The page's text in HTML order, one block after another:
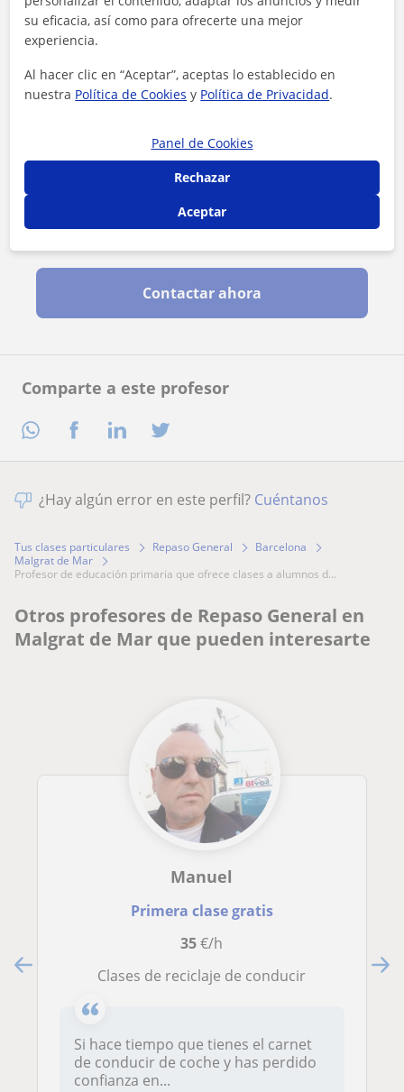
Comparte a este profesor
Contactar ahora
¿Hay algún error en este perfil? Cuéntanos
Tus clases particulares Repaso General
Barcelona
Malgrat de Mar
profesor de educación primaria que ofrece clases a alumnos d...
Otros profesores de Repaso General en
Malgrat de Mar que pueden interesarte
Manuel
Primera clase gratis
35€/h
clases de reciclaje de conducir
Si hace tiempo que tienes el carnet
de conducir de coche y has perdido
confianza en...
su eficacia, así como para ofrecerte una mejor
experiencia.
Al hacer clic en “Aceptar”, aceptas lo establecido en
nuestra Política de Cookies y Política de Privacidad.
Panel de Cookies
Rechazar
Aceptar